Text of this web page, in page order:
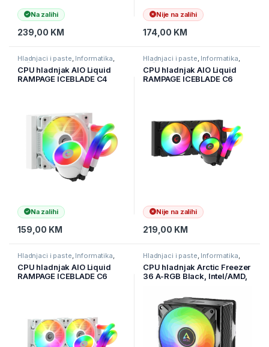
Na zalihi
239,00 KM
Nije na zalihi
174,00 KM
Hladnjaci i paste, Informatika,
Računarske Komponente
CPU hladnjak AIO Liquid
RAMPAGE ICEBLADE C4
Na zalihi
159,00 KM
Hladnjaci i paste, Informatika,
Računarske Komponente
CPU hladnjak AIO Liquid
RAMPAGE ICEBLADE C6
Nije na zalihi
219,00 KM
Hladnjaci i paste, Informatika,
Računarske Komponente
CPU hladnjak AIO Liquid
RAMPAGE ICEBLADE C6
Hladnjaci i paste, Informatika,
Računarske Komponente
CPU hladnjak Arctic Freezer
36 A-RGB Black, Intel/AMD,